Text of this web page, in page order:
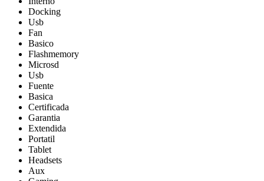
Docking
Usb
Fan
Basico
Flashmemory
Microsd
Usb
Fuente
Basica
Certificada
Garantia
Extendida
Portatil
Tablet
Headsets
Aux